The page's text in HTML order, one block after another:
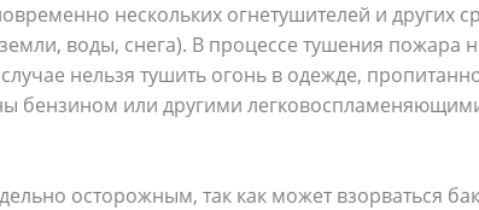
нескольких огнетушителей и других
воды, снега). В процессе тушения пожара
нельзя тушить огонь в одежде,
бензином или другими
осторожным, так как может взорваться